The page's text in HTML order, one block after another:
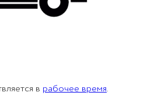
в рабочее время.